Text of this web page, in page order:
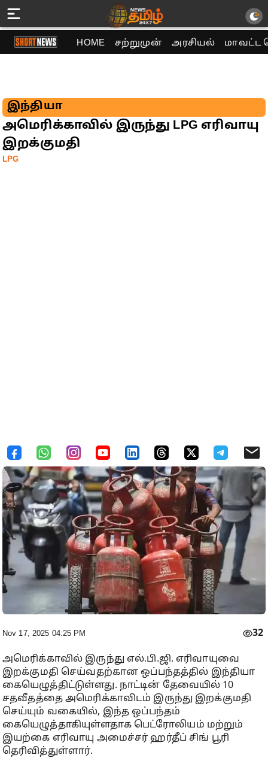
HOME சற்றுமுன் அரசியல் மாவட்ட
இந்தியா
அமெரிக்காவில் இருந்து LPG எரிவாயு
இறக்குமதி
LPG
Nov 17, 2025 04:25 PM 32
அமெரிக்காவில் இருந்து எல்.பி.ஜி. எரிவாயுவை
இறக்குமதி செய்வதற்கான ஒப்பந்தத்தில் இந்தியா
கையெழுத்திட்டுள்ளது. நாட்டின் தேவையில் 10
சதவீதத்தை அமெரிக்காவிடம் இருந்து இறக்குமதி
செய்யும் வகையில், இந்த ஒப்பந்தம்
கையெழுத்தாகியுள்ளதாக பெட்ரோலியம் மற்றும்
இயற்கை எரிவாயு அமைச்சர் ஹர்தீப் சிங் பூரி
தெரிவித்துள்ளார்.